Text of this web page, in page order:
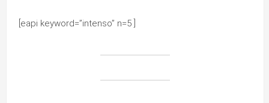
[eapi keyword=”intenso” n=5 ]